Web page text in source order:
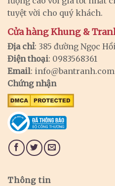
tuyệt vời cho quý khách.
Cửa hàng Khung &
Địa chỉ: 385 đường Ngọc
Điện thoại: 0983568361
Email: info@bantranh.com
Chứng nhận
Thông tin